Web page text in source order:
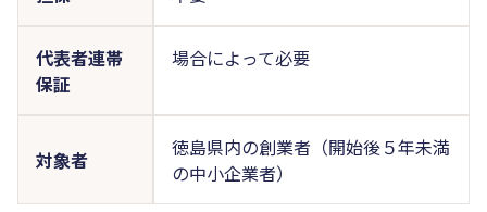
代表者連帯
保証
場合によって必要
対象者
徳島県内の創業者（開始後５年未満
の中小企業者）